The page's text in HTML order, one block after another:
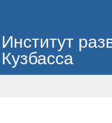
Институт
Кузбасса